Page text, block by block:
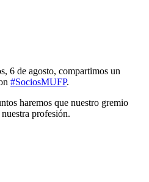
6 de agosto, compartimos un
#SociosMUFP.
haremos que nuestro gremio
profesión.